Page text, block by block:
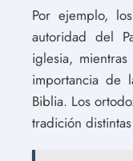
Por ejemplo,
autoridad del
iglesia,
importancia de
Biblia. Los
tradición